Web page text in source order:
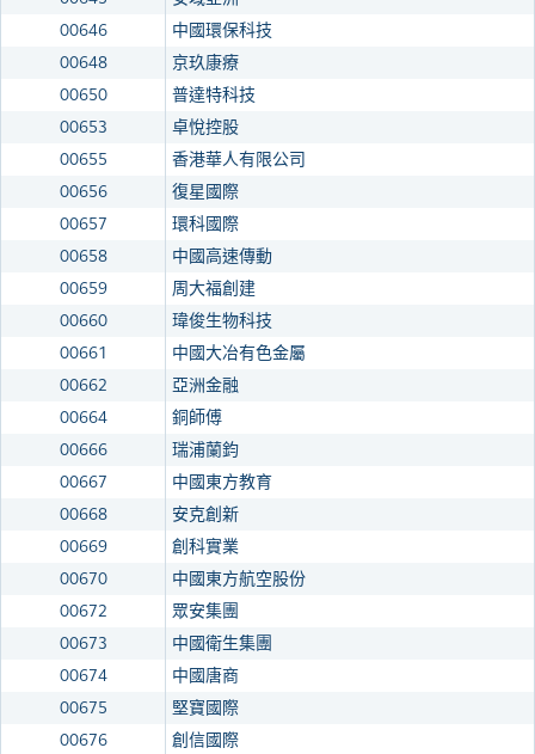
00646
中國環保科技
00648
京玖康療
00650
普達特科技
00653
卓悅控股
00655
香港華人有限公司
00656
復星國際
00657
環科國際
00658
中國高速傳動
00659
周大福創建
00660
瑋俊生物科技
00661
中國大冶有色金屬
00662
亞洲金融
00664
銅師傅
00666
瑞浦蘭鈞
00667
中國東方教育
00668
安克創新
00669
創科實業
00670
中國東方航空股份
00672
眾安集團
00673
中國衛生集團
00674
中國唐商
00675
堅寶國際
00676
創信國際